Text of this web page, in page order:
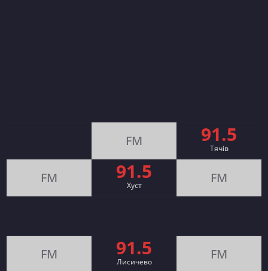
FM 91.5
Тячів
FM 91.5
Хуст FM
FM 91.5
Лисичево FM